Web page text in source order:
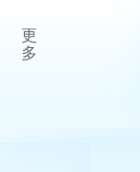
更
多